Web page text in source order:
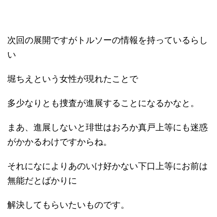
次回の展開ですがトルソーの情報を持っているらし
い
堀ちえという女性が現れたことで
多少なりとも捜査が進展することになるかなと。
まあ、進展しないと琲世はおろか真戸上等にも迷惑
がかかるわけですからね。
それになによりあのいけ好かない下口上等にお前は
無能だとばかりに
解決してもらいたいものです。